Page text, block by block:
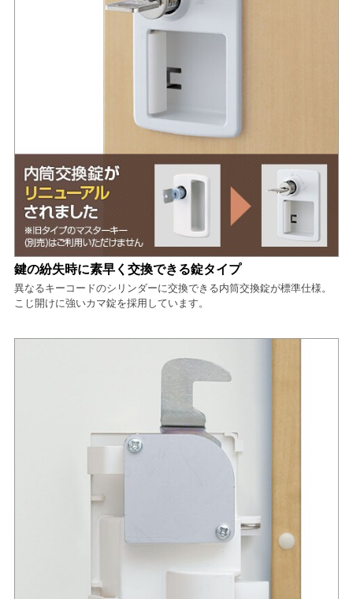
鍵の紛失時に素早く交換できる錠タイプ
異なるキーコードのシリンダーに交換できる内筒交換錠が標準仕様。
こじ開けに強いカマ錠を採用しています。